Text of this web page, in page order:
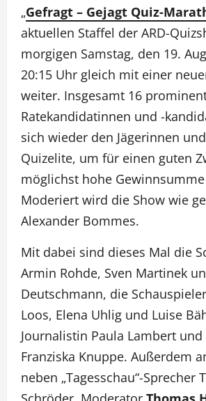
„Gefragt – Gejagt Quiz-
aktuellen Staffel der ARD-
morgigen Samstag, den 19.
20:15 Uhr gleich mit einer
weiter. Insgesamt 16
Ratekandidatinnen und -
sich wieder den Jägerinnen
Quizelite, um für einen guten
möglichst hohe
Moderiert wird die Show wie
Alexander Bommes.
Mit dabei sind dieses Mal die
Armin Rohde, Sven Martinek
Deutschmann, die
Loos, Elena Uhlig und Luise
Journalistin Paula Lambert und
Franziska Knuppe. Außerdem
neben „Tagesschau“-Sprecher